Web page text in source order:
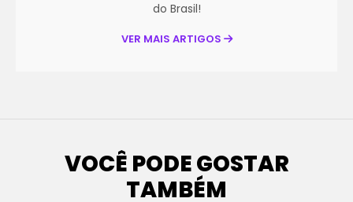
do Brasil!
VER MAIS ARTIGOS
VOCÊ PODE GOSTAR
TAMBÉM